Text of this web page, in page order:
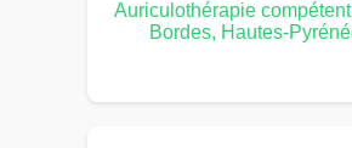
Auriculothérapie
Bordes, Hautes-